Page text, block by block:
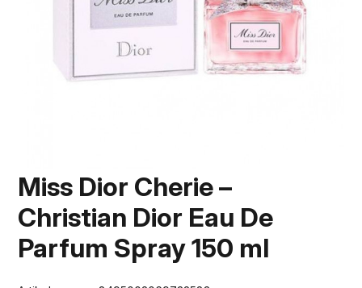
Miss Dior Cherie –
Christian Dior Eau De
Parfum Spray 150 ml